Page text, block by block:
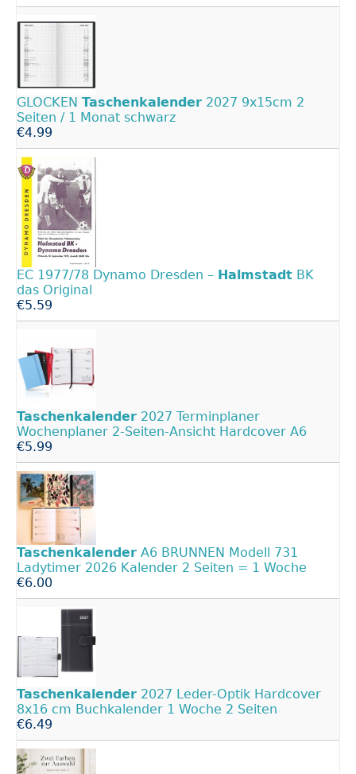
GLOCKEN Taschenkalender 2027 9x15cm 2
Seiten / 1 Monat schwarz
€4.99
EC 1977/78 Dynamo Dresden – Halmstadt BK
das Original
€5.59
Taschenkalender 2027 Terminplaner
Wochenplaner 2‑Seiten-Ansicht Hardcover A6
€5.99
Taschenkalender A6 BRUNNEN Modell 731
Ladytimer 2026 Kalender 2 Seiten = 1 Woche
€6.00
Taschenkalender 2027 Leder-Optik Hardcover
8x16 cm Buchkalender 1 Woche 2 Seiten
€6.49